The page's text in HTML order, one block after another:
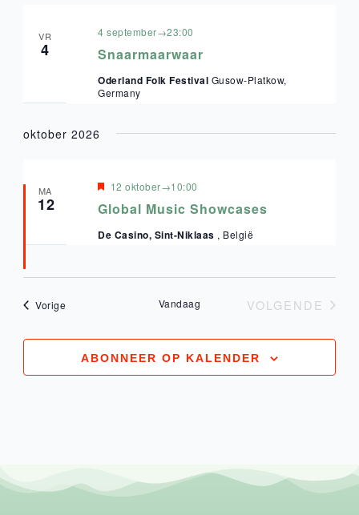
VR
4 Snaarmaarwaar
4 september→23:00
Oderland Folk Festival Gusow-Platkow,
Germany
oktober 2026
MA
12 Global Music Showcases
Uitgelicht
12 oktober→10:00
De Casino, Sint-Niklaas , België
Vorige Vandaag
VOLGENDE
ABONNEER OP KALENDER